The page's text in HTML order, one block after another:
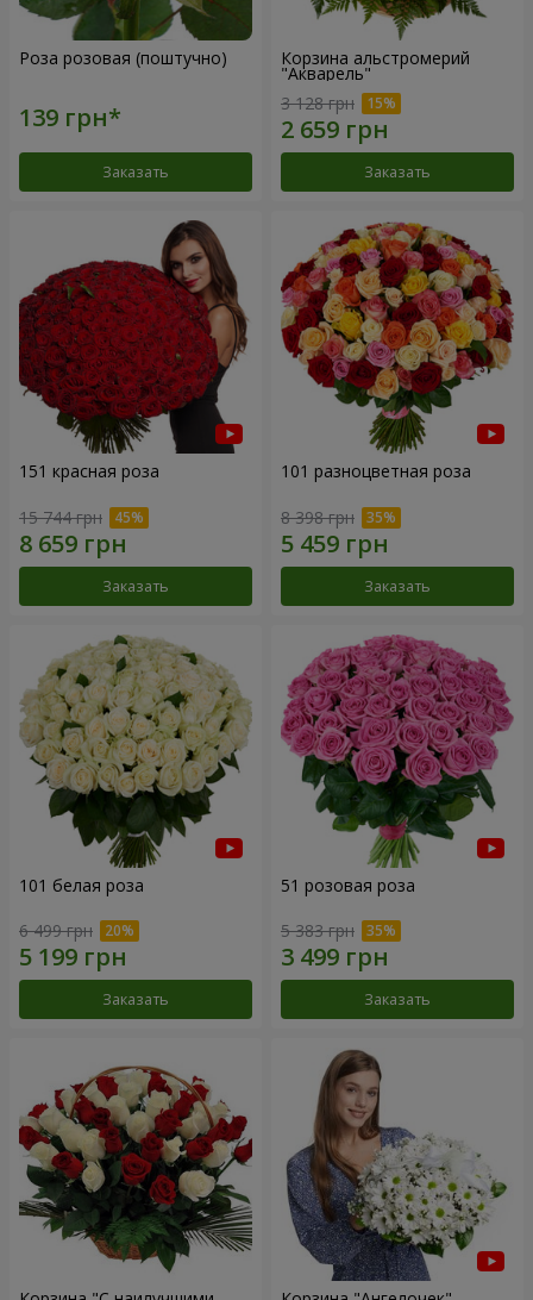
Роза розовая (поштучно)
Заказать
Корзина альстромерий
"Акварель"
3 128 грн
Заказать
151 красная роза
15 744 грн
Заказать
101 разноцветная роза
8 398 грн
Заказать
101 белая роза
6 499 грн
Заказать
51 розовая роза
5 383 грн
Заказать